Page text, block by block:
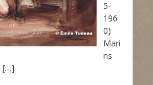
5-
196
0)
Mari
ns
[…]